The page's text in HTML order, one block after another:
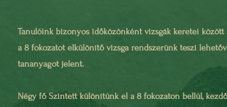
Tanulóink bizonyos időközönként vizsgák keretei
a 8 fokozatot elkülönítő vizsga rendszerünk teszi
tananyagot jelent.
Négy fő Szintett különítünk el a 8 fokozaton bellül,